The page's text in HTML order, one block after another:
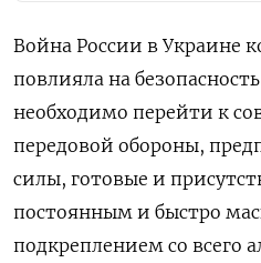
Война России в Украине
повлияла на
необходимо перейти к
передовой обороны,
силы, готовые и
постоянным и быстро
подкреплением со всего